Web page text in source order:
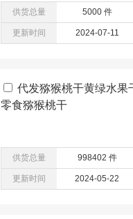
供货总量 5000 件
更新时间 2024-07-11
代发猕猴桃干黄绿水果
零食猕猴桃干
供货总量 998402 件
更新时间 2024-05-22